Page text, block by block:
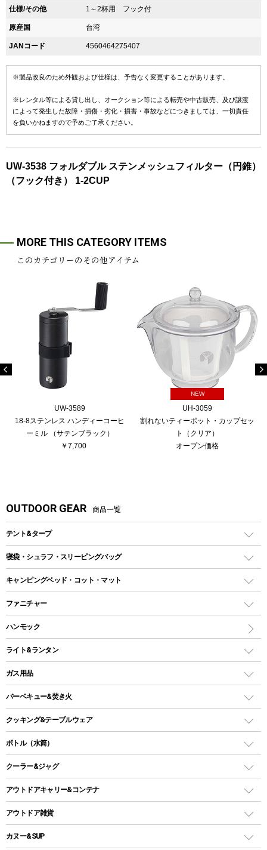
仕様/その他 1～2杯用 フック付
原産国 台湾
JANコード 4560464275407
※製品改良のため外観および仕様は、予告なく変更することがあります。
※レンタル等による貸し出し、オークション等による転売や中古販売、及び譲渡
によって発生した故障・損傷・劣化・損害・事故などにつきましては、一切責任
を負いかねますので予めご了承ください。
UW-3538 フォルダブル ステンメッシュフィルター（円錐）
（フック付き） 1-2CUP
MORE THIS CATEGORY ITEMS
このカテゴリーのその他アイテム
UW-3589
18-8ステンレス ハンディーコーヒ
ーミル （サテンブラック）
￥7,700
NEW
UH-3059
割れないティーポット・カップセッ
ト（クリア）
オープン価格
OUTDOOR GEAR 商品一覧
テント&タープ
テント
ツールームテント
ワンポールテント
シェルターテント
ロッジ型・オリジナルテント
タープ
スクエアタープ（レクタタープ）
メッシュタープ
自立式タープ
パラソル
テントアクセサリー
ペグ
寝袋・シュラフ・スリーピングバッグ
レクタングラー型（封筒型）シュラフ
インナーシュラフ
キャンピングベッド・コット・マット
キャンピングベッド・コット
インフレータブルマット
ファニチャー
アウトドアテーブル
レジャーシート
ハンモック
ライト&ランタン
LEDランタン
ガスランタン
オイルランタン
LEDライト
ヘッドライト
キャンドル
ガス用品
ガスバーナー
ガス缶
ガストーチ、ライター
バーベキュー&焚き火
バーベキューコンロ、グリル
焚き火台タイプ（ロースタイル）グリル
卓上タイプグリル
パーティータイプグリル
鉄板、アミ
クッキング&テーブルウェア
ダッチオーブン
ホットサンドメーカー
クッカーセット
シェラカップ
ボトル（水筒）
ステンレスボトル
コップ付きタイプ
ワンタッチタイプ
プラスチックボトル
クーラー&ジャグ
クーラーボックス
クーラーバッグ
ウォータージャグ
アウトドアキャリー&コンテナ
アウトドアキャリー
アウトドア雑貨
バックパック&バッグ
カヌー&SUP